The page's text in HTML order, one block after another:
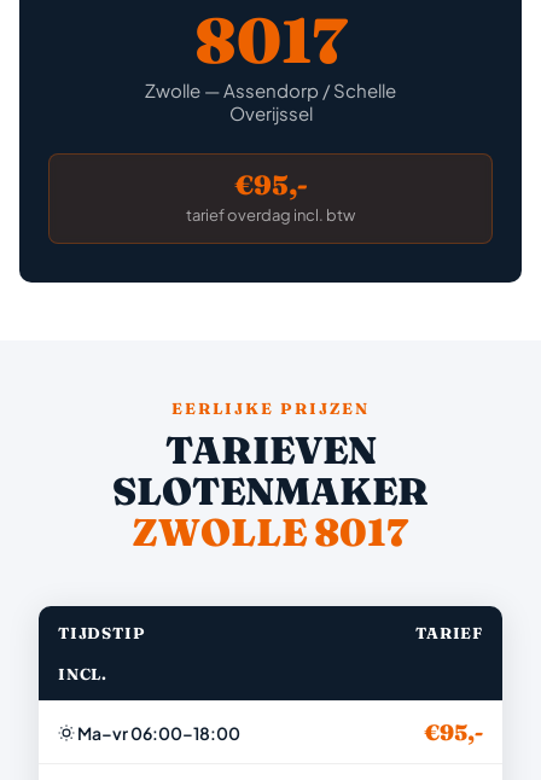
8017
Zwolle — Assendorp / Schelle
Overijssel
€95,-
tarief overdag incl. btw
EERLIJKE PRIJZEN
TARIEVEN
SLOTENMAKER
ZWOLLE 8017
TIJDSTIP TARIEF
INCL.
Ma–vr 06:00–18:00 €95,-